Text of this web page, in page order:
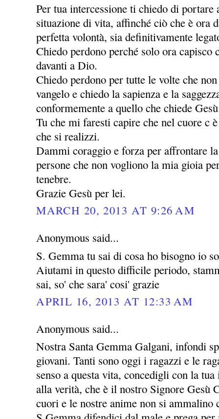
Per tua intercessione ti chiedo di portare
situazione di vita, affinché ciò che è ora
perfetta volontà, sia definitivamente
Chiedo perdono perché solo ora
davanti a Dio.
Chiedo perdono per tutte le volte che
vangelo e chiedo la sapienza e la
conformemente a quello che chiede
Tu che mi faresti capire che nel cuore c
che si realizzi.
Dammi coraggio e forza per affrontare
persone che non vogliono la mia gioia
tenebre.
Grazie Gesù per lei.
MARCH 20, 2013 AT 9:26 AM
Anonymous said...
S. Gemma tu sai di cosa ho bisogno io
Aiutami in questo difficile periodo,
sai, so' che sara' cosi' grazie
APRIL 16, 2013 AT 12:33 AM
Anonymous said...
Nostra Santa Gemma Galgani, infondi
giovani. Tanti sono oggi i ragazzi e le
senso a questa vita, concedigli con la
alla verità, che è il nostro Signore Gesù
cuori e le nostre anime non si ammalino